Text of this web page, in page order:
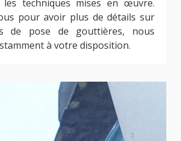
techniques mises en œuvre.
pour avoir plus de détails sur
de pose de gouttières, nous
à votre disposition.